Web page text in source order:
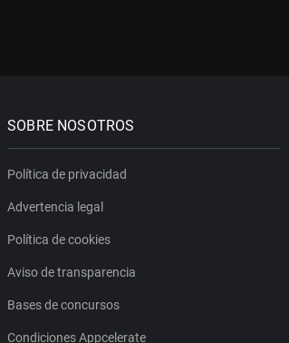
SOBRE NOSOTROS
Política de privacidad
Advertencia legal
Política de cookies
Aviso de transparencia
Bases de concursos
Condiciones Appcelerate